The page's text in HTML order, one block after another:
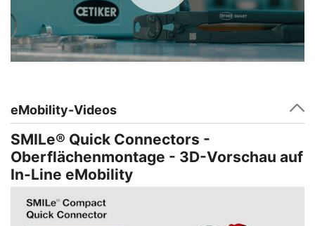
eMobility-Videos
SMILe® Quick Connectors -
Oberflächenmontage - 3D-Vorschau auf
In-Line eMobility